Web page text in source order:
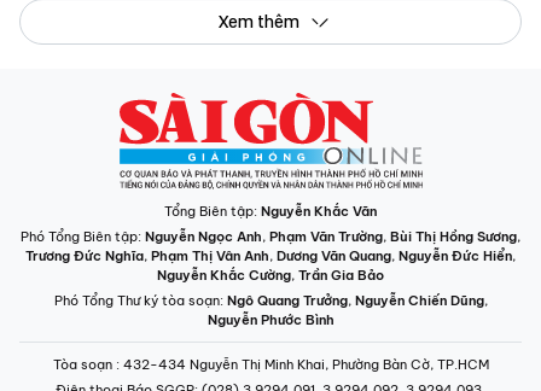
Xem thêm
Tổng Biên tập: Nguyễn Khắc Văn
Phó Tổng Biên tập: Nguyễn Ngọc Anh, Phạm Văn Trường, Bùi Thị Hồng Sương,
Trương Đức Nghĩa, Phạm Thị Vân Anh, Dương Văn Quang, Nguyễn Đức Hiển,
Nguyễn Khắc Cường, Trần Gia Bảo
Phó Tổng Thư ký tòa soạn: Ngô Quang Trưởng, Nguyễn Chiến Dũng,
Nguyễn Phước Bình
Tòa soạn : 432-434 Nguyễn Thị Minh Khai, Phường Bàn Cờ, TP.HCM